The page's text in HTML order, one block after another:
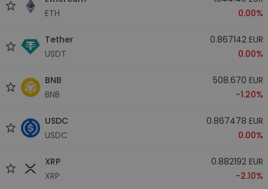
ETH
0.00%
Tether
USDT
0.867142 EUR
0.00%
BNB
BNB
508.670 EUR
-1.20%
USDC
USDC
0.867478 EUR
0.00%
XRP
XRP
0.882192 EUR
-2.10%